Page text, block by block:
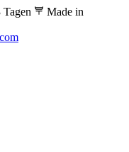
Made in